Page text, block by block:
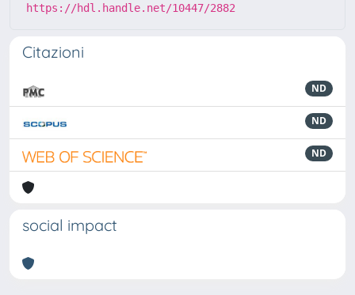
https://hdl.handle.net/10447/2882
Citazioni
ND
ND
ND
social impact